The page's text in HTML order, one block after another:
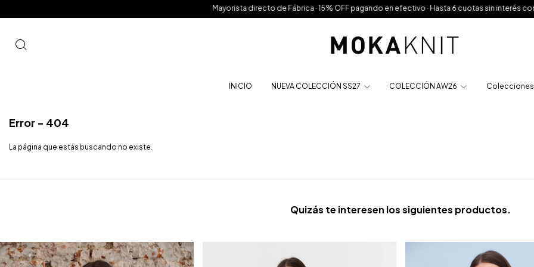
Mayorista directo de Fábrica · 15% OFF pagando en efectivo · Hasta 6 cuotas sin interés con
INICIO NUEVA COLECCIÓN SS27 COLECCIÓN AW26
Error - 404
La página que estás buscando no existe.
Quizás te interesen los siguientes productos.